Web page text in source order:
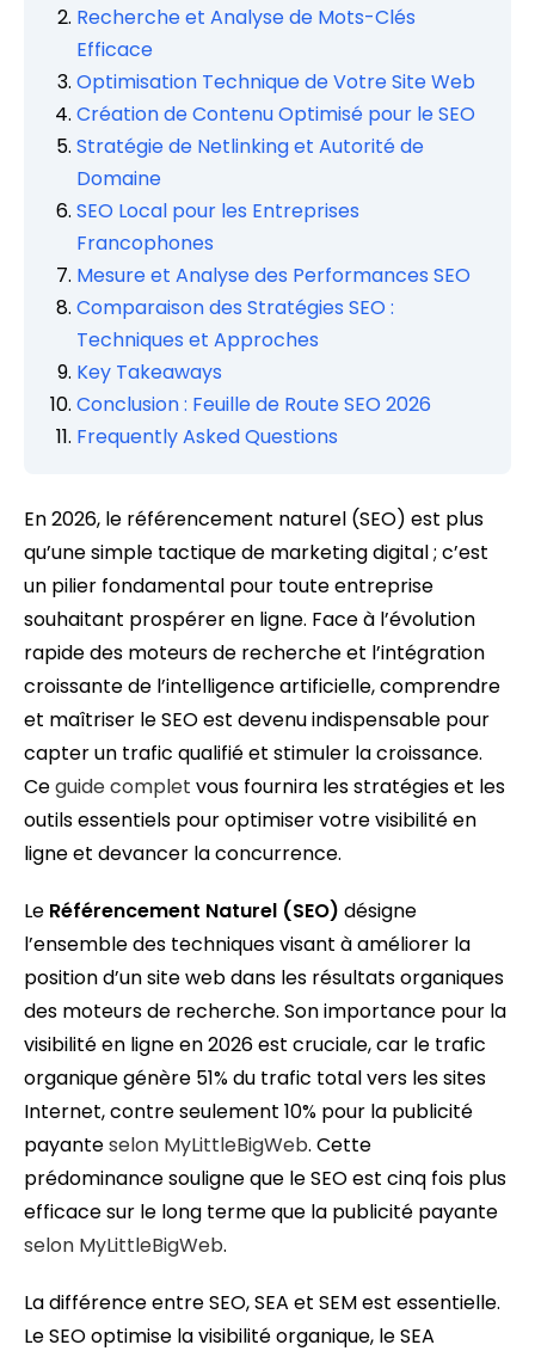
Recherche et Analyse de Mots-Clés
Efficace
Optimisation Technique de Votre Site Web
Création de Contenu Optimisé pour le SEO
Stratégie de Netlinking et Autorité de
Domaine
SEO Local pour les Entreprises
Francophones
Mesure et Analyse des Performances SEO
Comparaison des Stratégies SEO :
Techniques et Approches
Key Takeaways
Conclusion : Feuille de Route SEO 2026
Frequently Asked Questions
En 2026, le référencement naturel (SEO) est plus
qu’une simple tactique de marketing digital ; c’est
un pilier fondamental pour toute entreprise
souhaitant prospérer en ligne. Face à l’évolution
rapide des moteurs de recherche et l’intégration
croissante de l’intelligence artificielle, comprendre
et maîtriser le SEO est devenu indispensable pour
capter un trafic qualifié et stimuler la croissance.
Ceguide complet vous fournira les stratégies et les
outils essentiels pour optimiser votre visibilité en
ligne et devancer la concurrence.
Le Référencement Naturel (SEO) désigne
l’ensemble des techniques visant à améliorer la
position d’un site web dans les résultats organiques
des moteurs de recherche. Son importance pour la
visibilité en ligne en 2026 est cruciale, car le trafic
organique génère 51% du trafic total vers les sites
Internet, contre seulement 10% pour la publicité
payanteselon MyLittleBigWeb. Cette
prédominance souligne que le SEO est cinq fois plus
efficace sur le long terme que la publicité payante
selon MyLittleBigWeb.
La différence entre SEO, SEA et SEM est essentielle.
Le SEO optimise la visibilité organique, le SEA